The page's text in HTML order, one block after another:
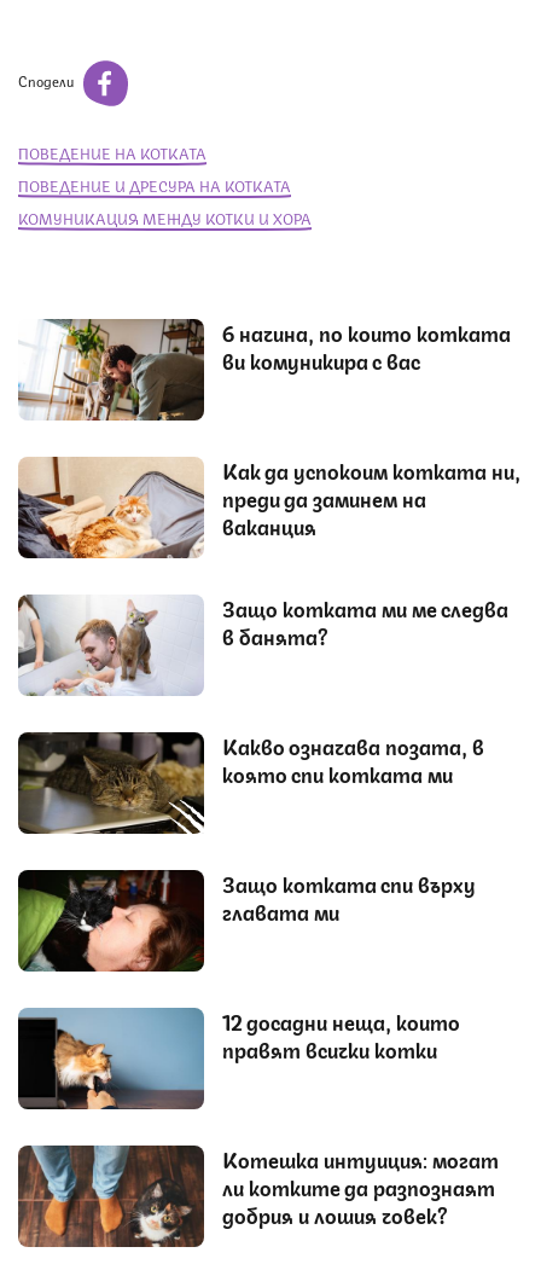
Сподели
ПОВЕДЕНИЕ НА КОТКАТА
ПОВЕДЕНИЕ И ДРЕСУРА НА КОТКАТА
КОМУНИКАЦИЯ МЕЖДУ КОТКИ И ХОРА
6 начина, по които котката
ви комуникира с вас
Как да успокоим котката ни,
преди да заминем на
ваканция
Защо котката ми ме следва
в банята?
Какво означава позата, в
която спи котката ми
Защо котката спи върху
главата ми
12 досадни неща, които
правят всички котки
Котешка интуиция: могат
ли котките да разпознаят
добрия и лошия човек?